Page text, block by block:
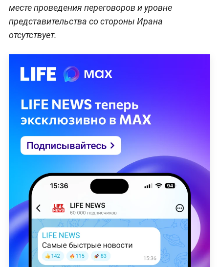
месте проведения переговоров и уровне
представительства со стороны Ирана
отсутствует.